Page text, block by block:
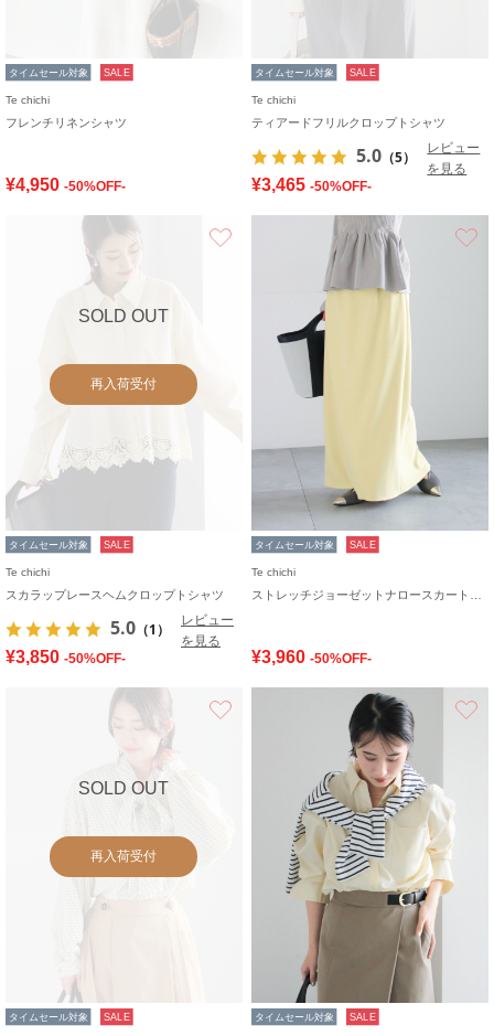
タイムセール対象 SALE
Te chichi
フレンチリネンシャツ
¥4,950 -50%OFF-
タイムセール対象 SALE
Te chichi
ティアードフリルクロップトシャツ
5.0 （5）
レビュー
を見る
¥3,465 -50%OFF-
SOLD OUT
再入荷受付
タイムセール対象 SALE
Te chichi
スカラップレースヘムクロップトシャツ
5.0 （1）
レビュー
を見る
¥3,850 -50%OFF-
タイムセール対象 SALE
Te chichi
¥3,960 -50%OFF-
SOLD OUT
再入荷受付
タイムセール対象 SALE タイムセール対象 SALE